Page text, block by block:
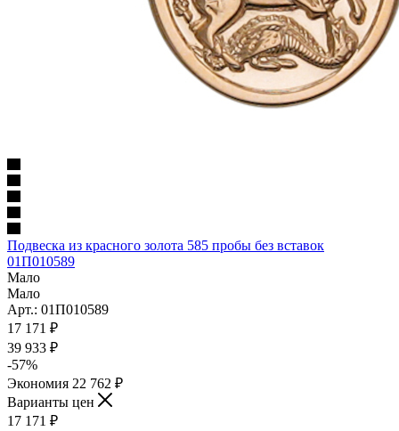
Подвеска из красного золота 585 пробы без вставок
01П010589
Мало
Мало
Арт.: 01П010589
17 171 ₽
39 933 ₽
-57%
Экономия 22 762 ₽
Варианты цен
17 171 ₽